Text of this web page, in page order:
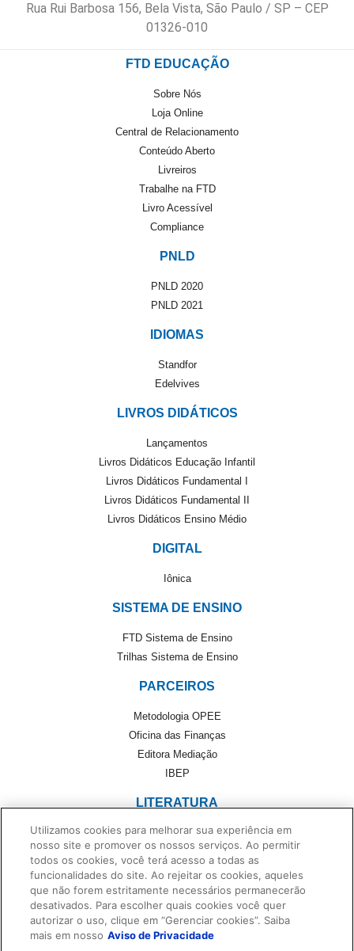
Rua Rui Barbosa 156, Bela Vista, São Paulo / SP – CEP
01326-010
FTD EDUCAÇÃO
Sobre Nós
Loja Online
Central de Relacionamento
Conteúdo Aberto
Livreiros
Trabalhe na FTD
Livro Acessível
Compliance
PNLD
PNLD 2020
PNLD 2021
IDIOMAS
Standfor
Edelvives
LIVROS DIDÁTICOS
Lançamentos
Livros Didáticos Educação Infantil
Livros Didáticos Fundamental I
Livros Didáticos Fundamental II
Livros Didáticos Ensino Médio
DIGITAL
Iônica
SISTEMA DE ENSINO
FTD Sistema de Ensino
Trilhas Sistema de Ensino
PARCEIROS
Metodologia OPEE
Oficina das Finanças
Editora Mediação
IBEP
LITERATURA
Literatura
Cultivando Leitores
Foreign Rights
Monteiro Lobato
Dentro da História
No Universo de Casa
Utilizamos cookies para melhorar sua experiência em
nosso site e promover os nossos serviços. Ao permitir
todos os cookies, você terá acesso a todas as
funcionalidades do site. Ao rejeitar os cookies, aqueles
que não forem estritamente necessários permanecerão
desativados. Para escolher quais cookies você quer
autorizar o uso, clique em “Gerenciar cookies”. Saiba
mais em nosso Aviso de Privacidade